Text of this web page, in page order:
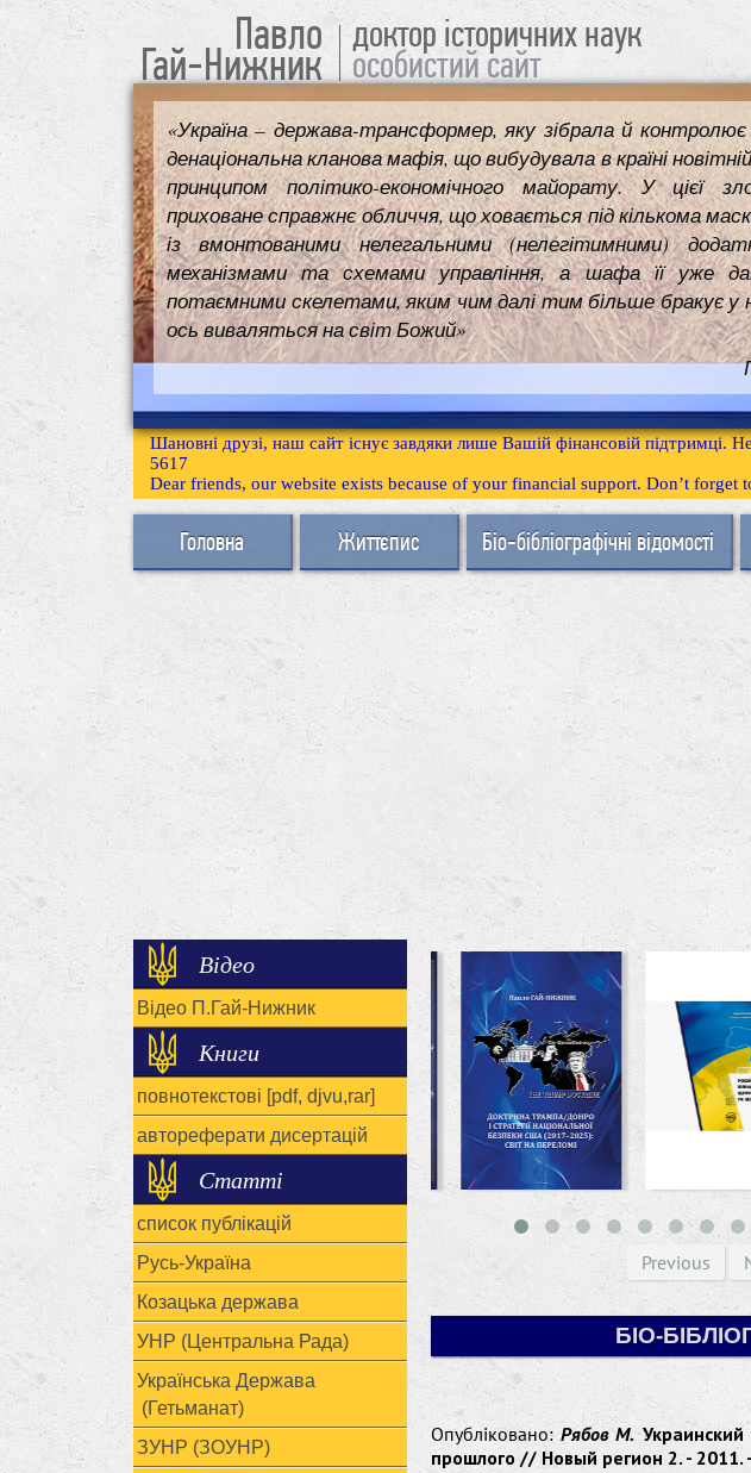
Павло
Гай-Нижник
доктор історичних наук
особистий сайт
«Україна – держава-трансформер, яку зібрала й
денаціональна кланова мафія, що вибудувала в країні
принципом політико-економічного майорату. У цієї
приховане справжнє обличчя, що ховається під кількома
із вмонтованими нелегальними (нелегітимними)
механізмами та схемами управління, а шафа її уже
потаємними скелетами, яким чим далі тим більше бракує у
ось виваляться на світ Божий»
Шановні друзі, наш сайт існує завдяки лише Вашій фінансовій підтримці.
5617
Dear friends, our website exists because of your financial support. Don’t
Головна Життєпис Біо-бібліографічні відомості
Відео
Відео П.Гай-Нижник
Книги
повнотекстові [pdf, djvu,rar]
автореферати дисертацій
Статті
список публікацій
Русь-Україна
Козацька держава
УНР (Центральна Рада)
Українська Держава
(Гетьманат)
ЗУНР (ЗОУНР)
Previous
БІО-
Опубліковано:Рябов М. Украинский
прошлого // Новый регион 2. - 2011.